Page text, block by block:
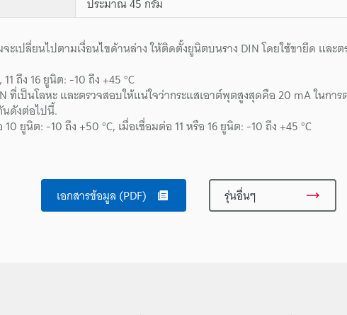
ปลี่ยนไปตามเงื่อนไขด้านล่าง ให้ติดตั้งยูนิตบนราง DIN โดยใช้ขายึด และต
ถึง 16 ยูนิต: -10 ถึง +45 °C
เป็นโลหะ และตรวจสอบให้แน่ใจว่ากระแสเอาต์พุตสูงสุดคือ 20 mA ในกา
ดังต่อไปนี้.
ยูนิต: -10 ถึง +50 °C, เมื่อเชื่อมต่อ 11 หรือ 16 ยูนิต: -10 ถึง +45 °C
เอกสารข้อมูล (PDF) รุ่นอื่นๆ